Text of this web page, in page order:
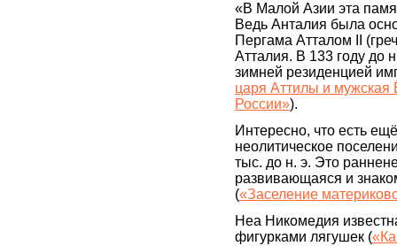
«В Малой Азии эта
Ведь Анталия была
Пергама Атталом II
Атталия. В 133 году до
зимней резиденцией
царя Аттилы и мужская
России»).
Интересно, что есть
неолитическое
тыс. до н. э. Это
развивающаяся и
(«Заселение
Неа Никомедия
фигурками лягушек (